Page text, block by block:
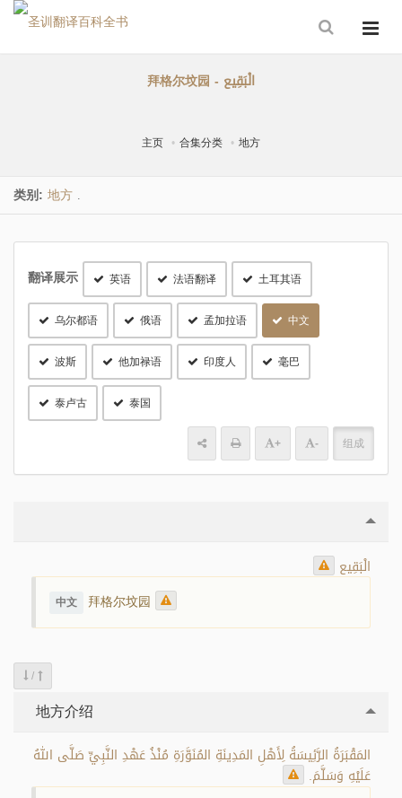
拜格尔坟园 - الْبَقِيع
主页 合集分类 地方
类别: 地方
翻译展示 英语 法语翻译 土耳其语
乌尔都语 俄语 孟加拉语 中文
波斯 他加禄语 印度人 毫巴
泰卢古 泰国
+ - 组成
الْبَقِيع
中文 拜格尔坟园
/
地方介绍
المَقْبَرَةُ الرَّئِيسَةُ لِأَهْلِ المَدِينَةِ المُنَوَّرَةِ مُنْذُ عَهْدِ النَّبِيِّ صَلَّى اللهُ
عَلَيْهِ وَسَلَّمَ.